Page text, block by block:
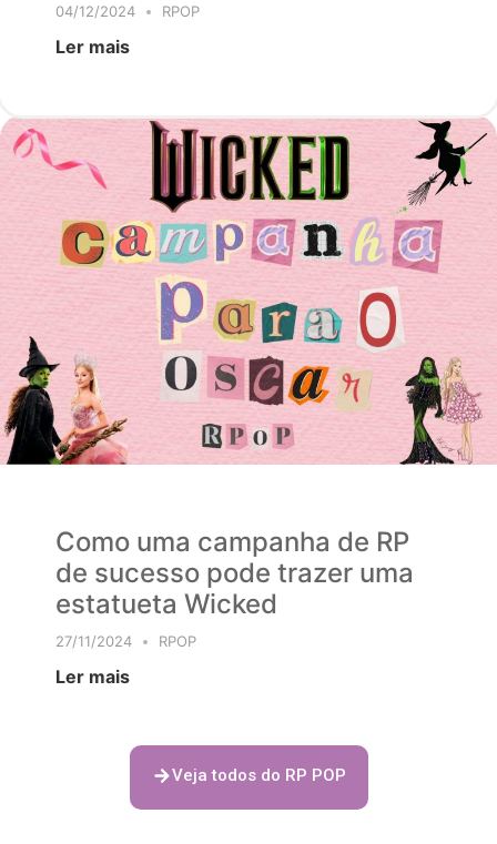
04/12/2024 RPOP
Ler mais
Como uma campanha de RP
de sucesso pode trazer uma
estatueta Wicked
27/11/2024 RPOP
Ler mais
Veja todos do RP POP